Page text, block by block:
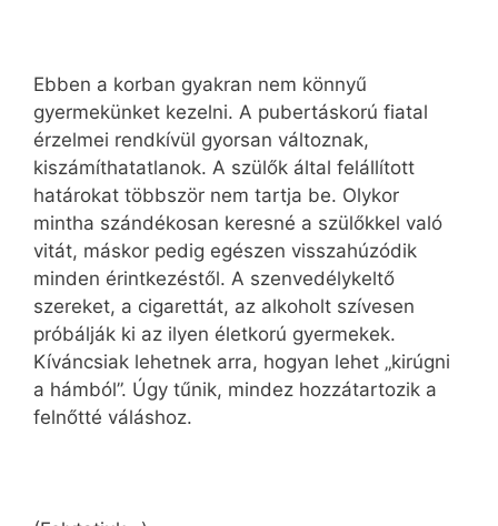
Ebben a korban gyakran nem könnyű
gyermekünket kezelni. A pubertáskorú fiatal
érzelmei rendkívül gyorsan változnak,
kiszámíthatatlanok. A szülők által felállított
határokat többször nem tartja be. Olykor
mintha szándékosan keresné a szülőkkel való
vitát, máskor pedig egészen visszahúzódik
minden érintkezéstől. A szenvedélykeltő
szereket, a cigarettát, az alkoholt szívesen
próbálják ki az ilyen életkorú gyermekek.
Kíváncsiak lehetnek arra, hogyan lehet „kirúgni
a hámból”. Úgy tűnik, mindez hozzátartozik a
felnőtté váláshoz.